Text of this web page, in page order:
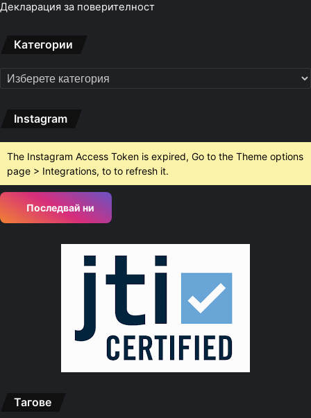
Декларация за поверителност
Категории
Категории
Instagram
The Instagram Access Token is expired, Go to the Theme options
page > Integrations, to to refresh it.
Последвай ни
Тагове